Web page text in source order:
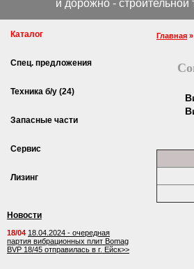
и дорожно - строительной
Главная »
Каталог
Спец. предложения
Техника б/у (24)
Запасные части
Сервис
Лизинг
Новости
18/04 18.04.2024 - очередная
партия вибрационных плит Bomag
BVP 18/45 отправилась в г. Ейск>>